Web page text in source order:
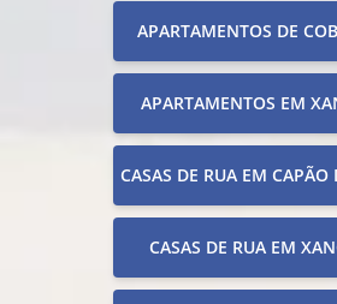
APARTAMENTOS DE
APARTAMENTOS EM
CASAS DE RUA EM CAPÃO
CASAS DE RUA EM